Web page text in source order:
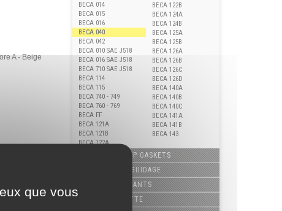
A - Beige
BECA 014
BECA 015
BECA 016
BECA 040
BECA 042
BECA 010 SAE J518
BECA 016 SAE J518
BECA 710 SAE J518
BECA 114
BECA 115
BECA 740 - 749
BECA 760 - 769
BECA FF
BECA 121A
BECA 121B
BECA 122A
BECA 122B
BECA 124A
BECA 124B
BECA 125A
BECA 125B
BECA 126A
BECA 126B
BECA 126C
BECA 126D
BECA 140A
BECA 140B
BECA 140C
BECA 141A
BECA 141B
BECA 143
JOINTS PIP - PIP GASKETS
ELÉMENTS DE GUIDAGE
JOINTS TOURNANTS
JOINTS CASSETTE
que vous